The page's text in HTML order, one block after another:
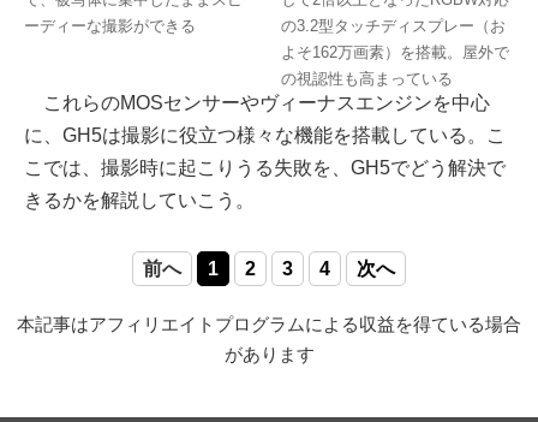
ーディーな撮影ができる
の3.2型タッチディスプレー（お
よそ162万画素）を搭載。屋外で
の視認性も高まっている
これらのMOSセンサーやヴィーナスエンジンを中心
に、GH5は撮影に役立つ様々な機能を搭載している。こ
こでは、撮影時に起こりうる失敗を、GH5でどう解決で
きるかを解説していこう。
前へ 1 2 3 4 次へ
本記事はアフィリエイトプログラムによる収益を得ている場合
があります